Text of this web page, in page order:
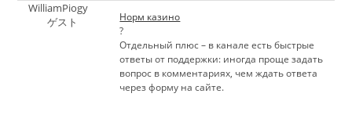
WilliamPiogy
ゲスト
Норм казино
?
Отдельный плюс – в канале есть быстрые
ответы от поддержки: иногда проще задать
вопрос в комментариях, чем ждать ответа
через форму на сайте.